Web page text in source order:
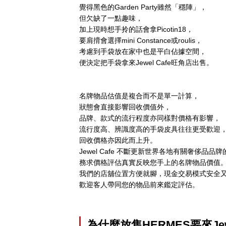
覺得黑色的Garden Party雖然「穩陣」，
但欠缺了一點趣味，
加上現時想手拎的話會拿Picotin18，
要肩揹會選擇mini Constance或roulis，
考慮到手袋放在家中也是平白佔據空間，
便決定把手袋拿來Jewel Cafe旺角店出售。
名牌物品估值是複合而不是單一計算，
狀態會直接影響回收價值外，
品牌、款式的流行程度亦同樣對價格有影響，
流行度高、辨識度高的手袋皮具往往更受歡迎，
回收價格亦因此而上升。
Jewel Cafe 不斷更新世界各地有關奢侈品品牌
務求價格評估真實反映您手上的名牌物品價值。
我們的店舖位置方便就腳，現金交易模式安全
歡迎客人帶同您的物品前來鑑定評估。